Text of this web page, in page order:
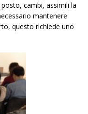
cambi, assimili la
mantenere
questo richiede uno